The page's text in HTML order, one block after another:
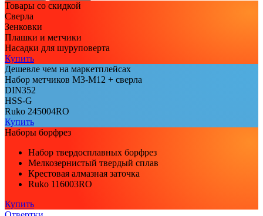
Товары со скидкой
Сверла
Зенковки
Плашки и метчики
Насадки для шуруповерта
Купить
Дешевле чем на маркетплейсах
Набор метчиков М3-М12 + сверла
DIN352
HSS-G
Ruko 245004RO
Купить
Наборы борфрез
Набор твердосплавных борфрез
Мелкозернистый твердый сплав
Крестовая алмазная заточка
Ruko 116003RO
Купить